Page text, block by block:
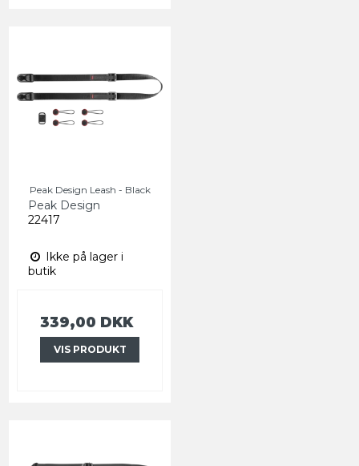
Peak Design Leash - Black
Peak Design
22417
Ikke på lager i
butik
339,00 DKK
VIS PRODUKT